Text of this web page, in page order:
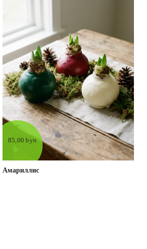
85,00 byn
Амариллис